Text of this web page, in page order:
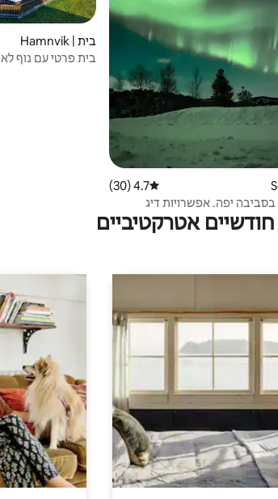
דירוג ממוצע של 4.7 מתוך 5, 30 ביקורות
4.7 (30)
יפה. אפשרויות דיג
בית | Hamnvik
בית פרטי עם נוף
אטרקטיביים